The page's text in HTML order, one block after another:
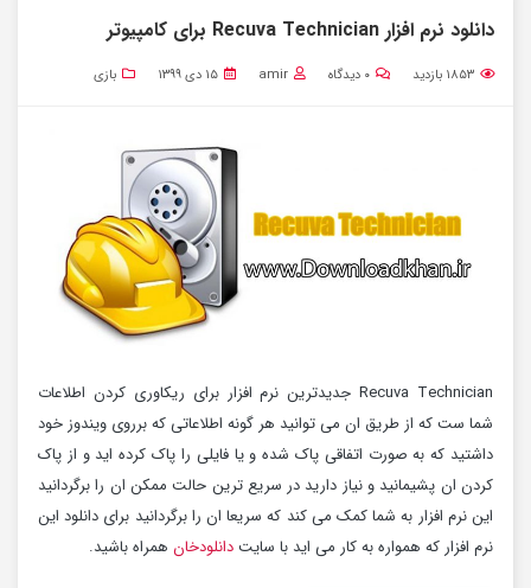
دانلود نرم افزار Recuva Technician برای کامپیوتر
۱۸۵۳ بازدید ۰ دیدگاه amir ۱۵ دی ۱۳۹۹ بازی
Recuva Technician جدیدترین نرم افزار برای ریکاوری کردن اطلاعات
شما ست که از طریق ان می توانید هر گونه اطلاعاتی که برروی ویندوز خود
داشتید که به صورت اتفاقی پاک شده و یا فایلی را پاک کرده اید و از پاک
کردن ان پشیمانید و نیاز دارید در سریع ترین حالت ممکن ان را برگردانید
این نرم افزار به شما کمک می کند که سریعا ان را برگردانید برای دانلود این
نرم افزار که همواره به کار می اید با سایتدانلودخان همراه باشید.